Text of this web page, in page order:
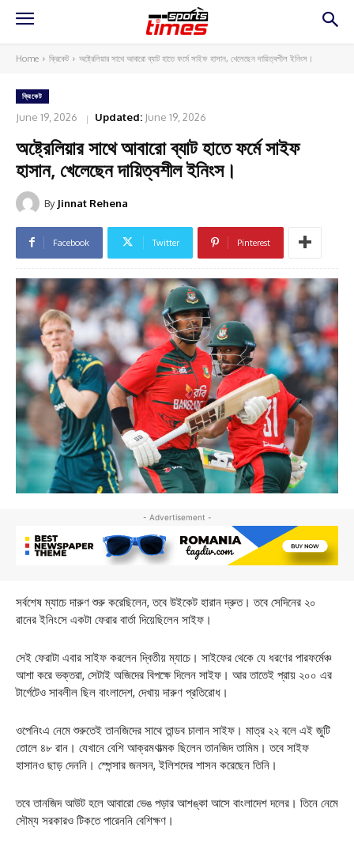
Home ক্রিকেট অষ্ট্রেলিয়ার সাথে আবারো ব্যাট হাতে ফর্মে সাইফ হাসান, খেলেছেন দায়িত্বশীল ইনিংস।
ক্রিকেট
June 19, 2026 Updated: June 19, 2026
অষ্ট্রেলিয়ার সাথে আবারো ব্যাট হাতে ফর্মে সাইফ
হাসান, খেলেছেন দায়িত্বশীল ইনিংস।
By Jinnat Rehena
Facebook Twitter Pinterest
- Advertisement -
সর্বশেষ ম্যাচে দারুণ শুরু করেছিলেন, তবে উইকেট হারান দ্রুত। তবে সেদিনের ২০
রানের ইনিংসে একটা ফেরার বার্তা দিয়েছিলেন সাইফ।
সেই ফেরাটা এবার সাইফ করলেন দ্বিতীয় ম্যাচে। সাইফের থেকে যে ধরণের পারফর্মেঞ্চ
আশা করে ভক্তরা, সেটাই অজিদের বিপক্ষে দিলেন সাইফ। আর তাতেই প্রায় ২০০ এর
টার্গেটেও সাবলীল ছিল বাংলাদেশ, দেখায় দারুণ প্রতিরোধ।
ওপেনিংএ নেমে শুরুতেই তানজিদের সাথে তান্ডব চালান সাইফ। মাত্র ২২ বলে এই জুটি
তোলে ৪৮ রান। যেখানে বেশি আক্রমণাত্মক ছিলেন তানজিদ তামিম। তবে সাইফ
হাসানও ছাড় দেননি। স্পেন্সার জনসন, ইলিশদের শাসন করেছেন তিনি।
তবে তানজিদ আউট হলে আবারো ভেঙ পড়ার আশঙ্কা আসে বাংলাদেশ দলের। তিনে নেমে
সৌম্য সরকারও টিকতে পারেননি বেশিক্ষণ।